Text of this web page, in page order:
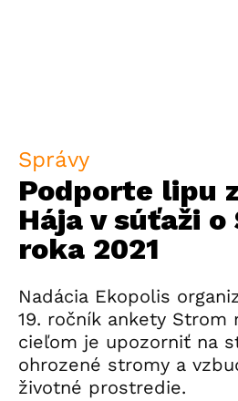
Správy
Podporte lipu
Hája v súťaži o
roka 2021
Nadácia Ekopolis
19. ročník ankety Strom
cieľom je upozorniť na
ohrozené stromy a
životné prostredie.